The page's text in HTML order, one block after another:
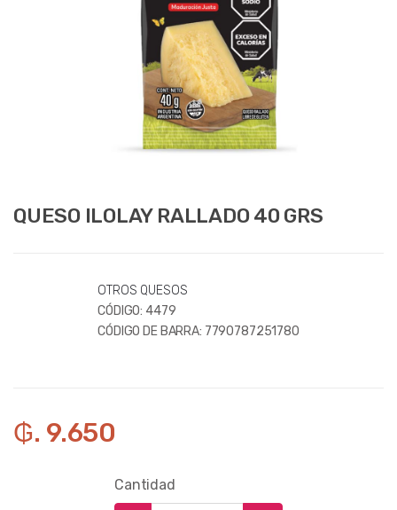
QUESO ILOLAY RALLADO 40 GRS
OTROS QUESOS
CÓDIGO: 4479
CÓDIGO DE BARRA: 7790787251780
₲. 9.650
Cantidad